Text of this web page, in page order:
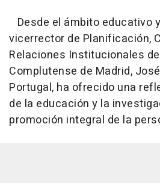
Desde el ámbito educativo
vicerrector de Planificación,
Relaciones Institucionales
Complutense de Madrid,
Portugal, ha ofrecido una
de la educación y la
promoción integral de la